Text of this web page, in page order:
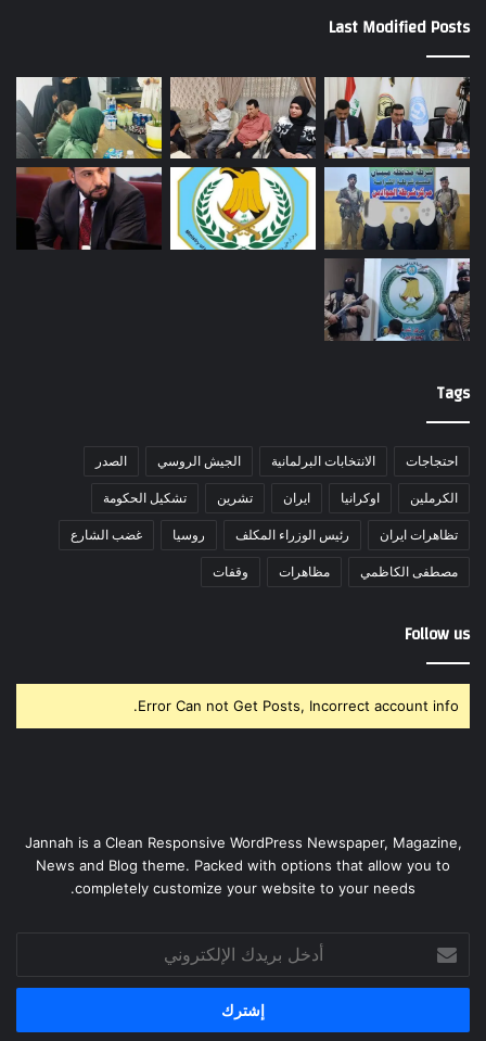
Last Modified Posts
Tags
احتجاجات الانتخابات البرلمانية الجيش الروسي الصدر
الكرملين اوكرانيا ايران تشرين تشكيل الحكومة
تظاهرات ايران رئيس الوزراء المكلف روسيا غضب الشارع
مصطفى الكاظمي مظاهرات وقفات
Follow us
Error Can not Get Posts, Incorrect account info.
Jannah is a Clean Responsive WordPress Newspaper, Magazine,
News and Blog theme. Packed with options that allow you to
completely customize your website to your needs.
بريدك
الإلكتروني